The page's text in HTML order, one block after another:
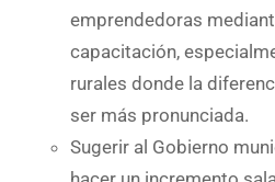
emprendedoras
capacitación,
rurales donde la
ser más pronunciada.
Sugerir al Gobierno